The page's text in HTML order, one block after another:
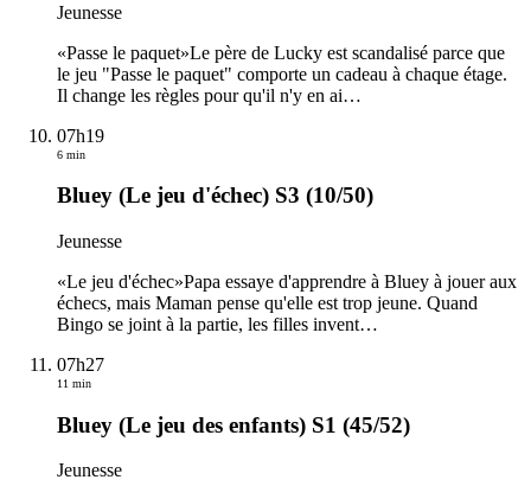
Jeunesse
«Passe le paquet»Le père de Lucky est scandalisé parce que
le jeu "Passe le paquet" comporte un cadeau à chaque étage.
Il change les règles pour qu'il n'y en ai…
07h19
6 min
Bluey (Le jeu d'échec) S3 (10/50)
Jeunesse
«Le jeu d'échec»Papa essaye d'apprendre à Bluey à jouer aux
échecs, mais Maman pense qu'elle est trop jeune. Quand
Bingo se joint à la partie, les filles invent…
07h27
11 min
Bluey (Le jeu des enfants) S1 (45/52)
Jeunesse